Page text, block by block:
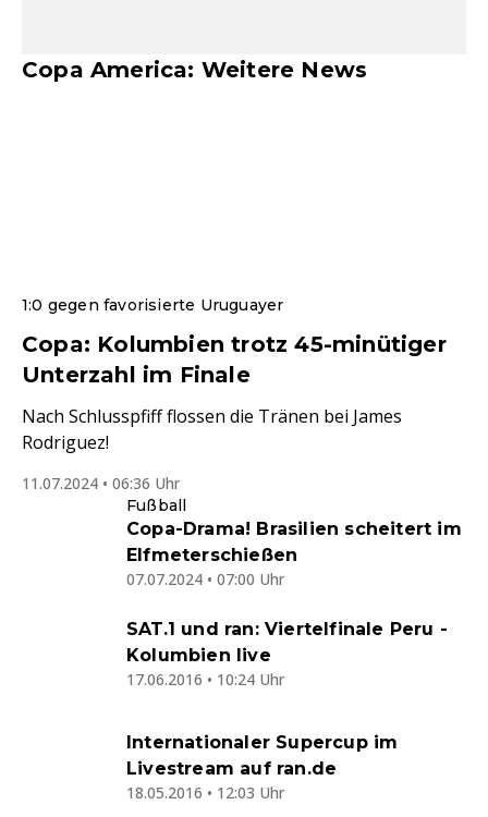
Copa America: Weitere News
1:0 gegen favorisierte Uruguayer
Copa: Kolumbien trotz 45-minütiger
Unterzahl im Finale
Nach Schlusspfiff flossen die Tränen bei James
Rodriguez!
11.07.2024 • 06:36 Uhr
Fußball
Copa-Drama! Brasilien scheitert im
Elfmeterschießen
07.07.2024 • 07:00 Uhr
SAT.1 und ran: Viertelfinale Peru -
Kolumbien live
17.06.2016 • 10:24 Uhr
Internationaler Supercup im
Livestream auf ran.de
18.05.2016 • 12:03 Uhr